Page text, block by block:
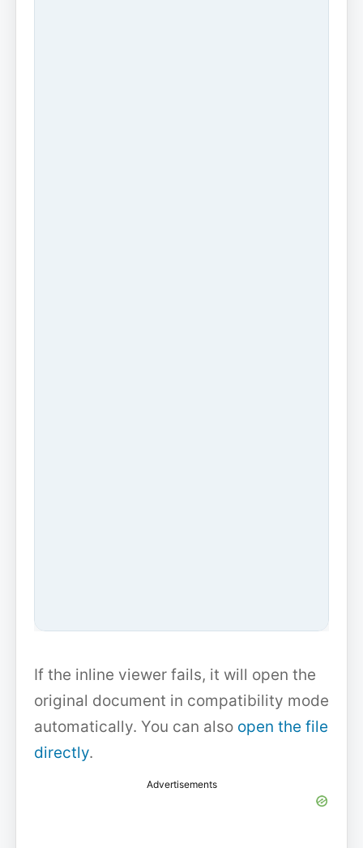
If the inline viewer fails, it will open the
original document in compatibility mode
automatically. You can also open the file
directly.
Advertisements